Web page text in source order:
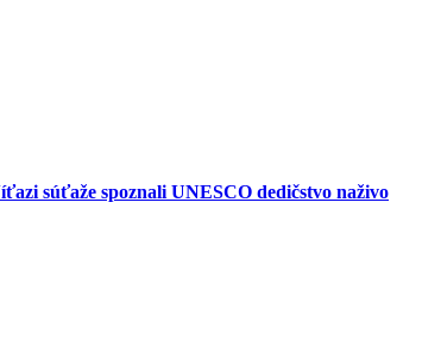
súťaže spoznali UNESCO dedičstvo naživo